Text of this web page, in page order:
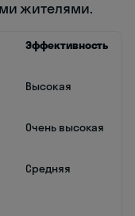
жителями.
Эффективность
Высокая
Очень высокая
Средняя